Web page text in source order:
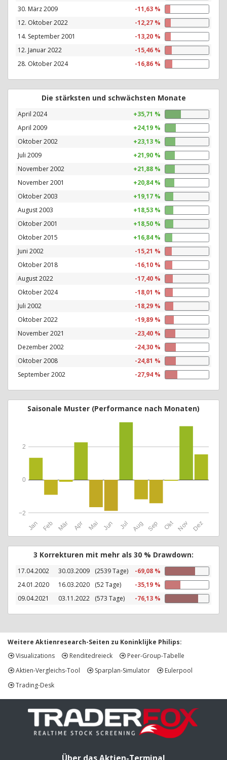
30. März 2009
-11,63 %
12. Oktober 2022
-12,27 %
14. September 2001
-13,20 %
12. Januar 2022
-15,46 %
28. Oktober 2024
-16,86 %
Die stärksten und schwächsten Monate
April 2024
+35,71 %
April 2009
+24,19 %
Oktober 2002
+23,13 %
Juli 2009
+21,90 %
November 2002
+21,88 %
November 2001
+20,84 %
Oktober 2003
+19,17 %
August 2003
+18,53 %
Oktober 2001
+18,50 %
Oktober 2015
+16,84 %
Juni 2002
-15,21 %
Oktober 2018
-16,10 %
August 2022
-17,40 %
Oktober 2024
-18,01 %
Juli 2002
-18,29 %
Oktober 2022
-19,89 %
November 2021
-23,40 %
Dezember 2002
-24,30 %
Oktober 2008
-24,81 %
September 2002
-27,94 %
Saisonale Muster (Performance nach Monaten)
Jan Feb Mär Apr Mai Jun Jul Aug Sep Okt Nov Dez
−2
0
2
3 Korrekturen mit mehr als 30 % Drawdown:
17.04.2002 30.03.2009 (2539 Tage)
-69,08 %
24.01.2020
16.03.2020 (52 Tage)
-35,19 %
09.04.2021
03.11.2022 (573 Tage) -76,13 %
Weitere Aktienresearch-Seiten zu Koninklijke Philips:
Visualizations
Renditedreieck
Peer-Group-Tabelle
Aktien-Vergleichs-Tool
Sparplan-Simulator
Eulerpool
Trading-Desk